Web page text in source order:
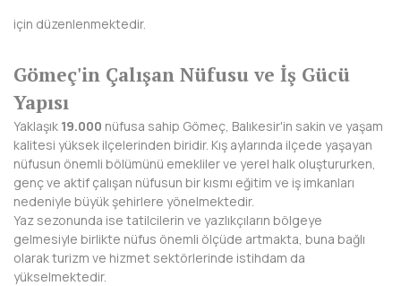
ÇANAKKALE
ÇANKIRI
ÇORUM
DENİZLİ
DİYARBAKIR
DÜZCE
için düzenlenmektedir.
Gömeç'in Çalışan Nüfusu ve İş Gücü
Yapısı
Yaklaşık 19.000 nüfusa sahip Gömeç, Balıkesir'in sakin ve yaşam
kalitesi yüksek ilçelerinden biridir. Kış aylarında ilçede yaşayan
nüfusun önemli bölümünü emekliler ve yerel halk oluştururken,
genç ve aktif çalışan nüfusun bir kısmı eğitim ve iş imkanları
nedeniyle büyük şehirlere yönelmektedir.
Yaz sezonunda ise tatilcilerin ve yazlıkçıların bölgeye
gelmesiyle birlikte nüfus önemli ölçüde artmakta, buna bağlı
olarak turizm ve hizmet sektörlerinde istihdam da
yükselmektedir.